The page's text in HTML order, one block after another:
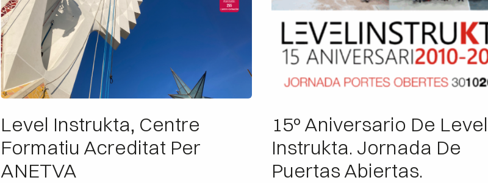
Level Instrukta, Centre
Formatiu Acreditat Per
ANETVA
15º Aniversario De Level
Instrukta. Jornada De
Puertas Abiertas.